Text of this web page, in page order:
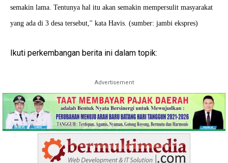
semakin lama. Tentunya hal itu akan semakin mempersulit masyarakat
yang ada di 3 desa tersebut,'' kata Havis. (sumber: jambi ekspres)
Ikuti perkembangan berita ini dalam topik:
Advertisement